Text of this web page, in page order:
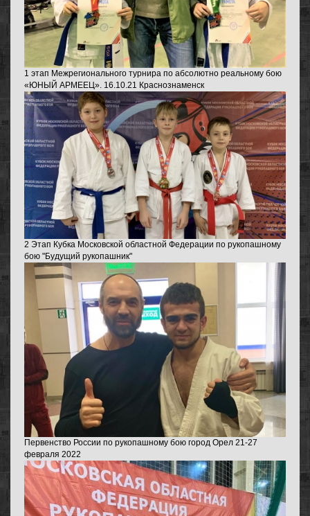
1 этап Межрегионального турнира по абсолютно реальному бою
«ЮНЫЙ АРМЕЕЦ». 16.10.21 Краснознаменск
2 Этап Кубка Московской областной Федерации по рукопашному
бою "Будущий рукопашник"
Первенство России по рукопашному бою город Орел 21-27
февраля 2022